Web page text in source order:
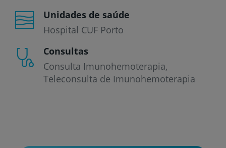
Unidades de saúde
Hospital CUF Porto
Consultas
Consulta Imunohemoterapia
Teleconsulta de Imunohemoterapia